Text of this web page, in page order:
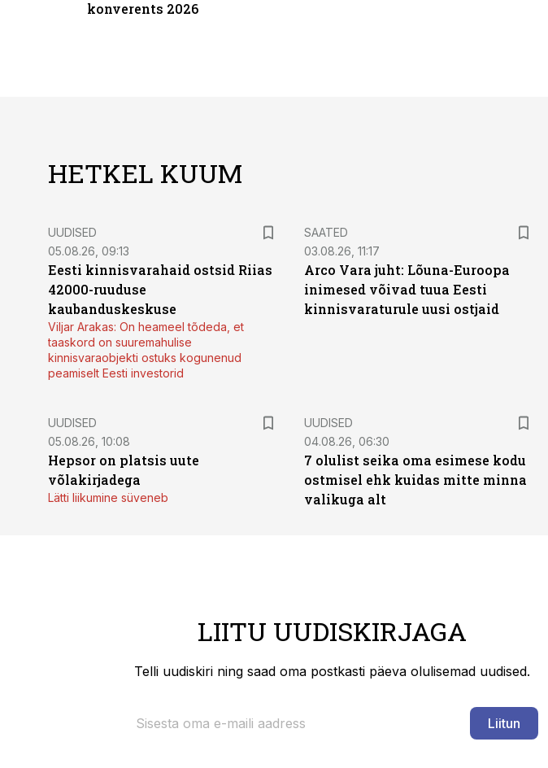
konverents 2026
HETKEL KUUM
UUDISED
05.08.26, 09:13
Eesti kinnisvarahaid ostsid Riias
42000-ruuduse
kaubanduskeskuse
Viljar Arakas: On heameel tõdeda, et
taaskord on suuremahulise
kinnisvaraobjekti ostuks kogunenud
peamiselt Eesti investorid
SAATED
03.08.26, 11:17
Arco Vara juht: Lõuna-Euroopa
inimesed võivad tuua Eesti
kinnisvaraturule uusi ostjaid
UUDISED
05.08.26, 10:08
Hepsor on platsis uute
võlakirjadega
Lätti liikumine süveneb
UUDISED
04.08.26, 06:30
7 olulist seika oma esimese kodu
ostmisel ehk kuidas mitte minna
valikuga alt
LIITU UUDISKIRJAGA
Telli uudiskiri ning saad oma postkasti päeva olulisemad uudised.
Liitun